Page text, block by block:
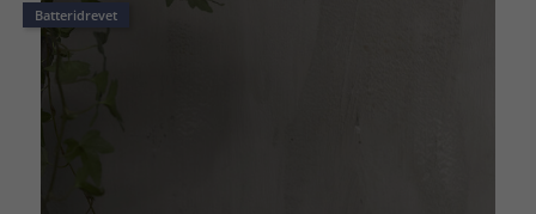
Batteridrevet